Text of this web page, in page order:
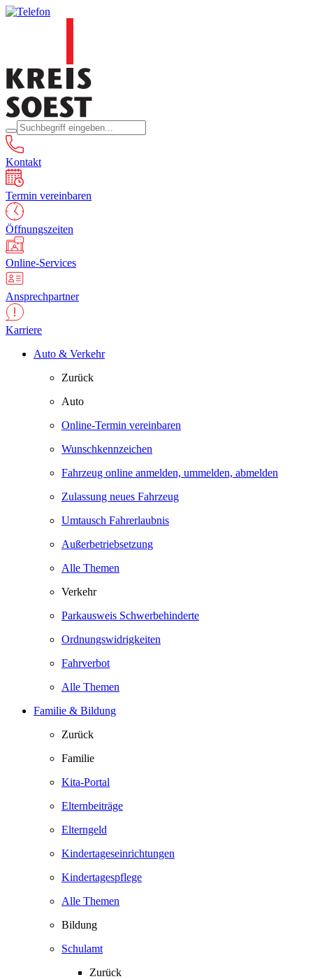
Kontakt
Termin vereinbaren
Öffnungszeiten
Online-Services
Ansprechpartner
Karriere
Auto & Verkehr
Zurück
Auto
Online-Termin vereinbaren
Wunschkennzeichen
Fahrzeug online anmelden, ummelden, abmelden
Zulassung neues Fahrzeug
Umtausch Fahrerlaubnis
Außerbetriebsetzung
Alle Themen
Verkehr
Parkausweis Schwerbehinderte
Ordnungswidrigkeiten
Fahrverbot
Alle Themen
Familie & Bildung
Zurück
Familie
Kita-Portal
Elternbeiträge
Elterngeld
Kindertageseinrichtungen
Kindertagespflege
Alle Themen
Bildung
Schulamt
Zurück